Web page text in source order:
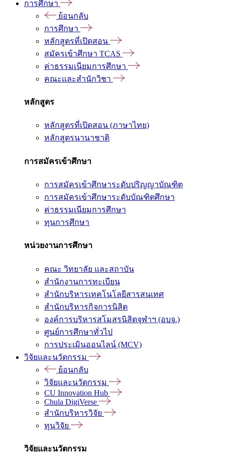
การศึกษา
ย้อนกลับ
การศึกษา
หลักสูตรที่เปิดสอน
สมัครเข้าศึกษา TCAS
ค่าธรรมเนียมการศึกษา
คณะและสำนักวิชา
หลักสูตร
หลักสูตรที่เปิดสอน (ภาษาไทย)
หลักสูตรนานาชาติ
การสมัครเข้าศึกษา
การสมัครเข้าศึกษาระดับปริญญาบัณฑิต
การสมัครเข้าศึกษาระดับบัณฑิตศึกษา
ค่าธรรมเนียมการศึกษา
ทุนการศึกษา
หน่วยงานการศึกษา
คณะ วิทยาลัย และสถาบัน
สำนักงานการทะเบียน
สำนักบริหารเทคโนโลยีสารสนเทศ
สำนักบริหารกิจการนิสิต
องค์การบริหารสโมสรนิสิตจุฬาฯ (อบจ.)
ศูนย์การศึกษาทั่วไป
การประเมินออนไลน์ (MCV)
วิจัยและนวัตกรรม
ย้อนกลับ
วิจัยและนวัตกรรม
CU Innovation Hub
Chula DigiVerse
สำนักบริหารวิจัย
ทุนวิจัย
วิจัยและนวัตกรรม